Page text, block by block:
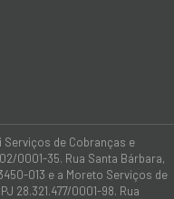
Serviços de Cobranças e
0001-35. Rua Santa Bárbara,
013 e a Moreto Serviços de
28.321.477/0001-98. Rua